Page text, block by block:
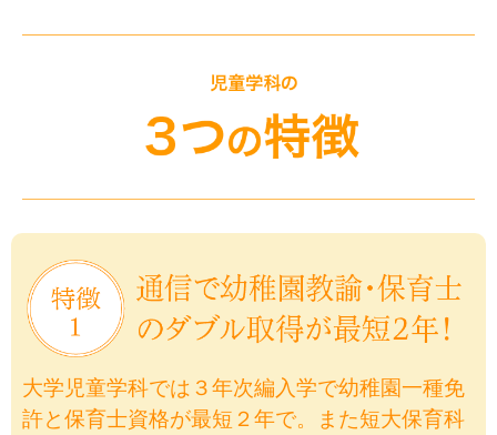
大学児童学科では３年次編入学で幼稚園一種免
許と保育士資格が最短２年で。また短大保育科